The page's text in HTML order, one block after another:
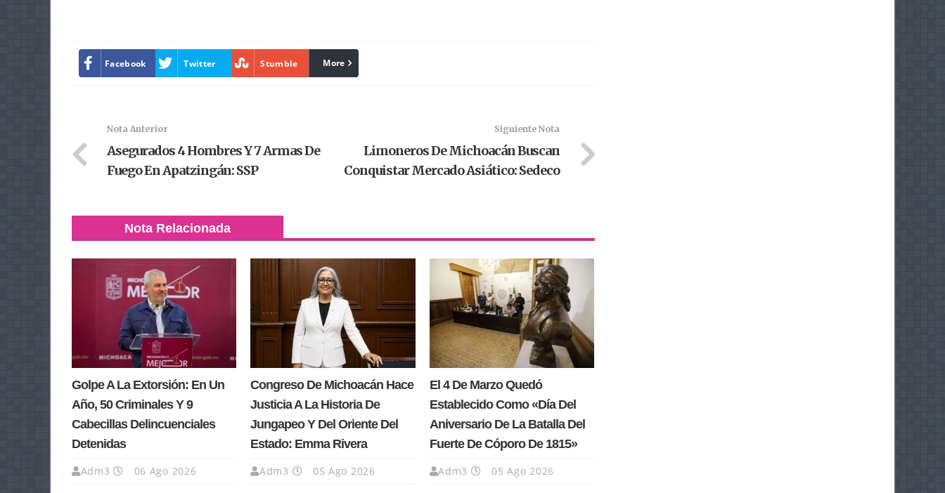
Facebook Twitter Stumble linkedin
More
Nota Anterior
Asegurados 4 Hombres Y 7 Armas De
Fuego En Apatzingán: SSP
Siguiente Nota
Limoneros De Michoacán Buscan
Conquistar Mercado Asiático: Sedeco
Nota Relacionada
Golpe A La Extorsión: En Un
Año, 50 Criminales Y 9
Cabecillas Delincuenciales
Detenidas
Adm3 06 Ago 2026
Congreso De Michoacán Hace
Justicia A La Historia De
Jungapeo Y Del Oriente Del
Estado: Emma Rivera
Adm3 05 Ago 2026
El 4 De Marzo Quedó
Establecido Como «Día Del
Aniversario De La Batalla Del
Fuerte De Cóporo De 1815»
Adm3 05 Ago 2026